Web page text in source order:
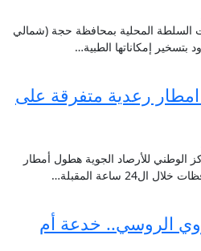
إمكاناتها الطبية…
رعدية متفرقة على
ساعة المقبلة…
الروسي.. خدعة أم